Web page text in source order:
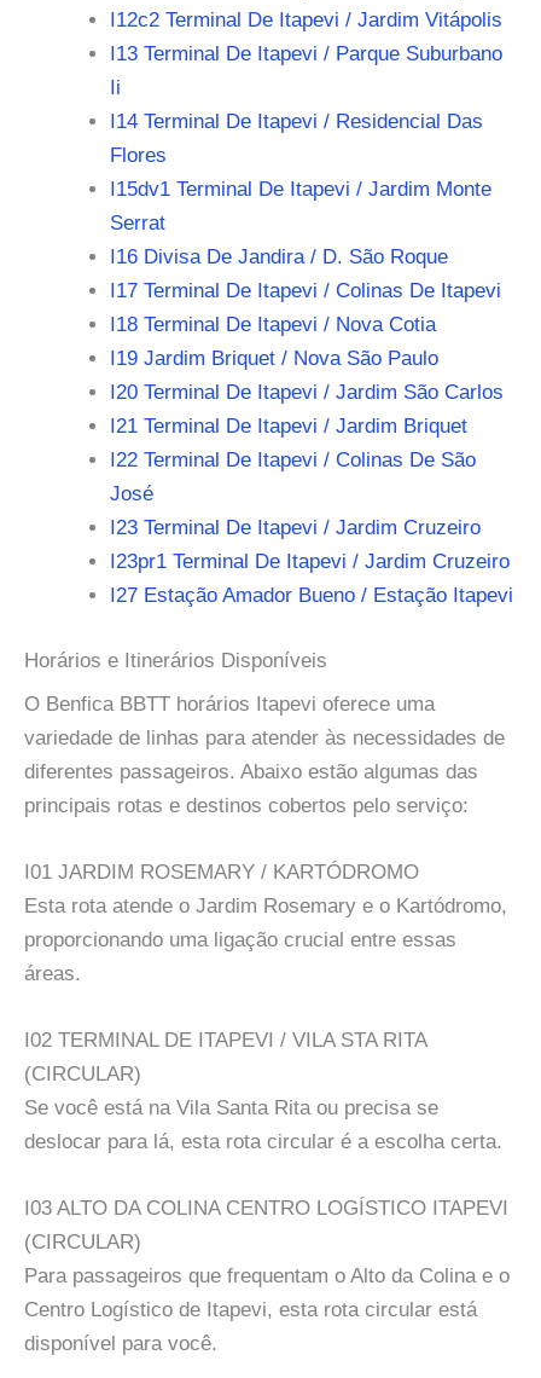
I12c2 Terminal De Itapevi / Jardim Vitápolis
I13 Terminal De Itapevi / Parque Suburbano
Ii
I14 Terminal De Itapevi / Residencial Das
Flores
I15dv1 Terminal De Itapevi / Jardim Monte
Serrat
I16 Divisa De Jandira / D. São Roque
I17 Terminal De Itapevi / Colinas De Itapevi
I18 Terminal De Itapevi / Nova Cotia
I19 Jardim Briquet / Nova São Paulo
I20 Terminal De Itapevi / Jardim São Carlos
I21 Terminal De Itapevi / Jardim Briquet
I22 Terminal De Itapevi / Colinas De São
José
I23 Terminal De Itapevi / Jardim Cruzeiro
I23pr1 Terminal De Itapevi / Jardim Cruzeiro
I27 Estação Amador Bueno / Estação Itapevi
Horários e Itinerários Disponíveis
O Benfica BBTT horários Itapevi oferece uma
variedade de linhas para atender às necessidades de
diferentes passageiros. Abaixo estão algumas das
principais rotas e destinos cobertos pelo serviço:
I01 JARDIM ROSEMARY / KARTÓDROMO
Esta rota atende o Jardim Rosemary e o Kartódromo,
proporcionando uma ligação crucial entre essas
áreas.
I02 TERMINAL DE ITAPEVI / VILA STA RITA
(CIRCULAR)
Se você está na Vila Santa Rita ou precisa se
deslocar para lá, esta rota circular é a escolha certa.
I03 ALTO DA COLINA CENTRO LOGÍSTICO ITAPEVI
(CIRCULAR)
Para passageiros que frequentam o Alto da Colina e o
Centro Logístico de Itapevi, esta rota circular está
disponível para você.